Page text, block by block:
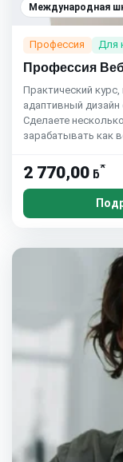
Международная
Профессия Для
Профессия
Практический
адаптивный дизайн
Сделаете
зарабатывать как
2 770,00 ƃ*